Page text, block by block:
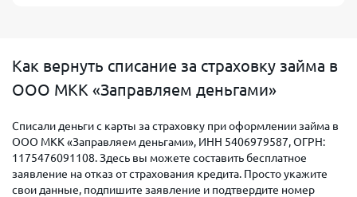
Как вернуть списание за страховку займа в
ООО МКК «Заправляем деньгами»
Списали деньги с карты за страховку при оформлении займа в
ООО МКК «Заправляем деньгами», ИНН 5406979587, ОГРН:
1175476091108. Здесь вы можете составить бесплатное
заявление на отказ от страхования кредита. Просто укажите
свои данные, подпишите заявление и подтвердите номер